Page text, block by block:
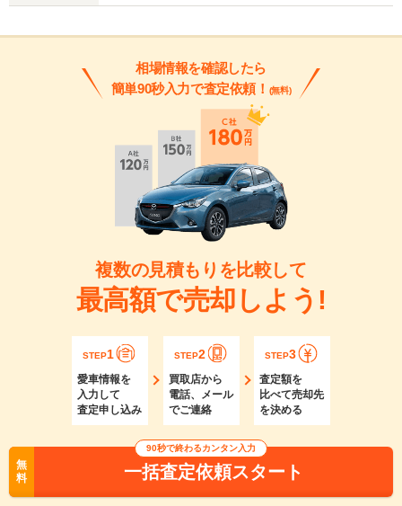
相場情報を確認したら
簡単90秒入力で査定依頼！ (無料)
複数の見積もりを比較して
最高額で売却しよう!
STEP1
愛車情報を
入力して
査定申し込み
STEP2
買取店から
電話、メール
でご連絡
STEP3
査定額を
比べて売却先
を決める
無
料
90秒で終わるカンタン入力
一括査定依頼スタート